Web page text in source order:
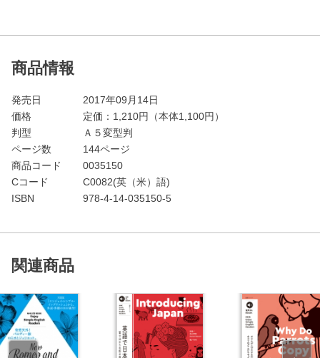
商品情報
発売日
2017年09月14日
価格
定価： 1,210円（本体1,100円）
判型
Ａ５変型判
ページ数
144ページ
商品コード
0035150
Cコード
C0082(英（米）語)
ISBN
978-4-14-035150-5
関連商品